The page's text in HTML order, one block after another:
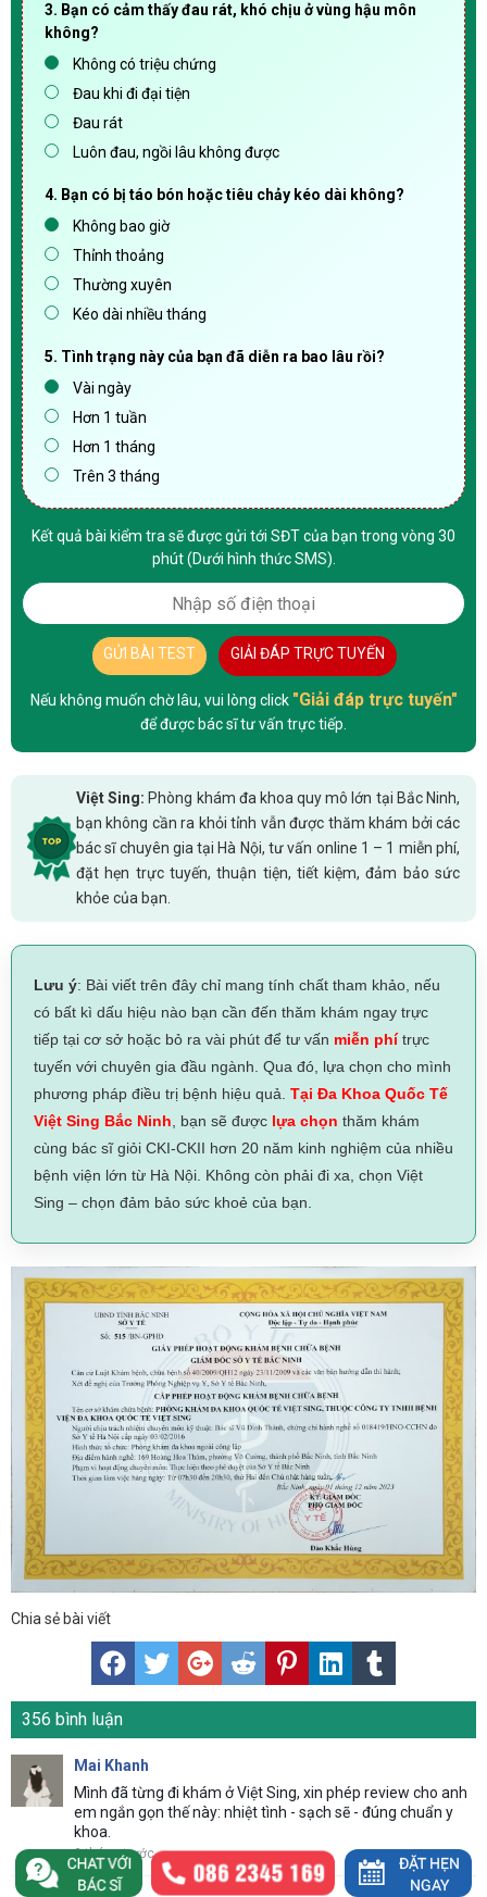
3. Bạn có cảm thấy đau rát, khó chịu ở vùng hậu môn
không?
Không có triệu chứng
Đau khi đi đại tiện
Đau rát
Luôn đau, ngồi lâu không được
4. Bạn có bị táo bón hoặc tiêu chảy kéo dài không?
Không bao giờ
Thỉnh thoảng
Thường xuyên
Kéo dài nhiều tháng
5. Tình trạng này của bạn đã diễn ra bao lâu rồi?
Vài ngày
Hơn 1 tuần
Hơn 1 tháng
Trên 3 tháng
Kết quả bài kiểm tra sẽ được gửi tới SĐT của bạn trong vòng 30
phút (Dưới hình thức SMS).
GỬI BÀI TEST GIẢI ĐÁP TRỰC TUYẾN
Nếu không muốn chờ lâu, vui lòng click "Giải đáp trực tuyến"
để được bác sĩ tư vấn trực tiếp.
Việt Sing: Phòng khám đa khoa quy mô lớn tại Bắc Ninh,
bạn không cần ra khỏi tỉnh vẫn được thăm khám bởi các
bác sĩ chuyên gia tại Hà Nội, tư vấn online 1 – 1 miễn phí,
đặt hẹn trực tuyến, thuận tiện, tiết kiệm, đảm bảo sức
khỏe của bạn.
Lưu ý: Bài viết trên đây chỉ mang tính chất tham khảo, nếu
có bất kì dấu hiệu nào bạn cần đến thăm khám ngay trực
tiếp tại cơ sở hoặc bỏ ra vài phút để tư vấn miễn phítrực
tuyến với chuyên gia đầu ngành. Qua đó, lựa chọn cho mình
phương pháp điều trị bệnh hiệu quả. Tại Đa Khoa Quốc Tế
Việt Sing Bắc Ninh, bạn sẽ được lựa chọn thăm khám
cùng bác sĩ giỏi CKI-CKII hơn 20 năm kinh nghiệm của nhiều
bệnh viện lớn từ Hà Nội. Không còn phải đi xa, chọn Việt
Sing – chọn đảm bảo sức khoẻ của bạn.
Chia sẻ bài viết
356 bình luận
Mai Khanh
Mình đã từng đi khám ở Việt Sing, xin phép review cho anh
em ngắn gọn thế này: nhiệt tình - sạch sẽ - đúng chuẩn y
khoa.
3 tháng trước